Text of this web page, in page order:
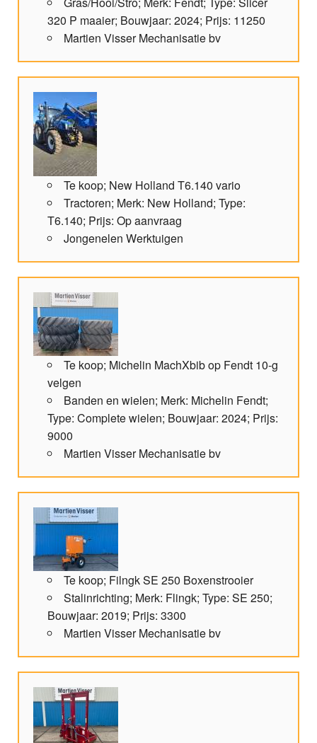
320 P maaier; Bouwjaar: 2024; Prijs: 11250
Martien Visser Mechanisatie bv
Te koop; New Holland T6.140 vario
Tractoren; Merk: New Holland; Type:
T6.140; Prijs: Op aanvraag
Jongenelen Werktuigen
Te koop; Michelin MachXbib op Fendt 10-g
velgen
Banden en wielen; Merk: Michelin Fendt;
Type: Complete wielen; Bouwjaar: 2024; Prijs:
9000
Martien Visser Mechanisatie bv
Te koop; Filngk SE 250 Boxenstrooier
Stalinrichting; Merk: Flingk; Type: SE 250;
Bouwjaar: 2019; Prijs: 3300
Martien Visser Mechanisatie bv